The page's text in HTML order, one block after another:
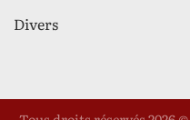
Divers